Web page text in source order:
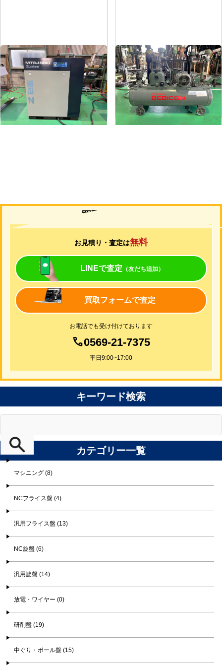
コンプレッサー
メーカー 三井精機
形 Z226AS3-R
年
コンプレッサー
メーカー 日立
形 式1.5P-9.5V6
式1988
買取について
お見積り・査定は無料
LINEで査定 （友だち追加）
買取フォームで査定
お電話でも受け付けております
0569-21-7375
平日9:00~17:00
キーワード検索
カテゴリー一覧
マシニング (8)
NCフライス盤 (4)
汎用フライス盤 (13)
NC旋盤 (6)
汎用旋盤 (14)
放電・ワイヤー (0)
研削盤 (19)
中ぐり・ボール盤 (15)